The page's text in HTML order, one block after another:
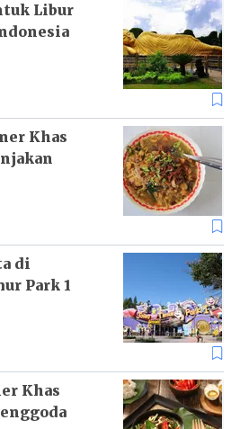
Libur
Khas
di
Park 1
Khas